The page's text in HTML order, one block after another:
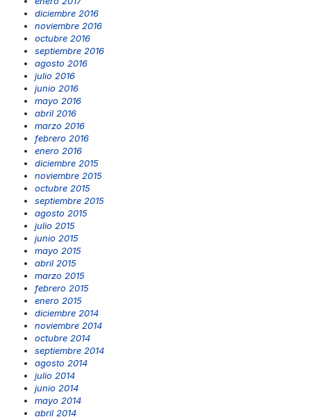
diciembre 2016
noviembre 2016
octubre 2016
septiembre 2016
agosto 2016
julio 2016
junio 2016
mayo 2016
abril 2016
marzo 2016
febrero 2016
enero 2016
diciembre 2015
noviembre 2015
octubre 2015
septiembre 2015
agosto 2015
julio 2015
junio 2015
mayo 2015
abril 2015
marzo 2015
febrero 2015
enero 2015
diciembre 2014
noviembre 2014
octubre 2014
septiembre 2014
agosto 2014
julio 2014
junio 2014
mayo 2014
abril 2014